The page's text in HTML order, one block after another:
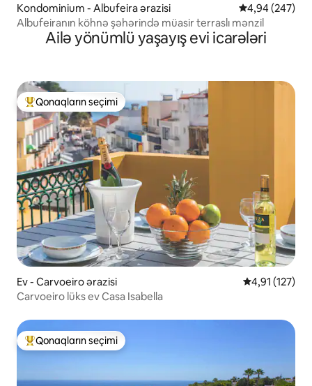
Kondominium - Albufeira ərazisi Ortalama
4,94 (247)
Albufeiranın köhnə şəhərində müasir terraslı mənzil
Ailə yönümlü yaşayış evi icarələri
Populyar "Qonaqların seçimi"
Qonaqların seçimi
Ev - Carvoeiro ərazisi Ortalama
4,91 (127)
Carvoeiro lüks ev Casa Isabella
Populyar "Qonaqların seçimi"
Qonaqların seçimi